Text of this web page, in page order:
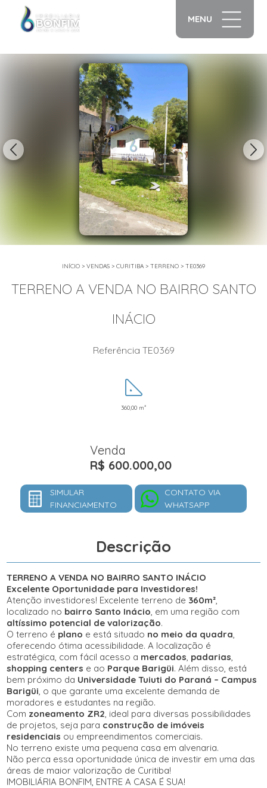
MENU
INÍCIO > VENDAS > CURITIBA > TERRENO > TE0369
TERRENO A VENDA NO BAIRRO SANTO
INÁCIO
Referência TE0369
360,00 m²
Venda
R$ 600.000,00
SIMULAR
FINANCIAMENTO
CONTATO VIA
WHATSAPP
Descrição
TERRENO A VENDA NO BAIRRO SANTO INÁCIO
Excelente Oportunidade para Investidores!
Atenção investidores! Excelente terreno de 360m²,
localizado no bairro Santo Inácio, em uma região com
altíssimo potencial de valorização.
O terreno é plano e está situado no meio da quadra,
oferecendo ótima acessibilidade. A localização é
estratégica, com fácil acesso a mercados, padarias,
shopping centers e ao Parque Barigüi. Além disso, está
bem próximo da Universidade Tuiuti do Paraná – Campus
Barigüi, o que garante uma excelente demanda de
moradores e estudantes na região.
Com zoneamento ZR2, ideal para diversas possibilidades
de projetos, seja para construção de imóveis
residenciais ou empreendimentos comerciais.
No terreno existe uma pequena casa em alvenaria.
Não perca essa oportunidade única de investir em uma das
áreas de maior valorização de Curitiba!
IMOBILIÁRIA BONFIM, ENTRE A CASA É SUA!